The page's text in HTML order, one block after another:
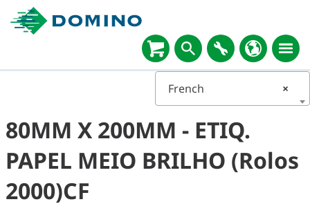
×
French
80MM X 200MM - ETIQ.
PAPEL MEIO BRILHO (Rolos
2000)CF